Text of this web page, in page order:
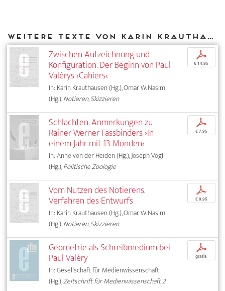
Weitere Texte von Karin Krauthausen bei DIAPHANES
Zwischen Aufzeichnung und
Konfiguration. Der Beginn von Paul
Valérys ›Cahiers‹
In: Karin Krauthausen (Hg.), Omar W. Nasim
(Hg.),Notieren, Skizzieren
p
€ 14,95
Schlachten. Anmerkungen zu
Rainer Werner Fassbinders ›In
einem Jahr mit 13 Monden‹
In: Anne von der Heiden (Hg.), Joseph Vogl
(Hg.),Politische Zoologie
p
€ 7,95
Vom Nutzen des Notierens.
Verfahren des Entwurfs
In: Karin Krauthausen (Hg.), Omar W. Nasim
(Hg.),Notieren, Skizzieren
p
€ 9,95
Geometrie als Schreibmedium bei
Paul Valéry
In: Gesellschaft für Medienwissenschaft
(Hg.),Zeitschrift für Medienwissenschaft 2
p
gratis